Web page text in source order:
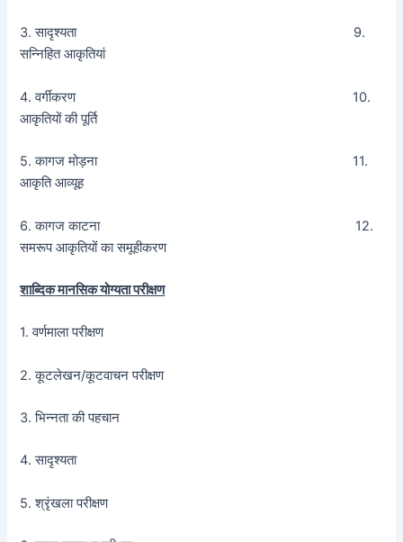
3. सादृश्यता 9.
सन्निहित आकृतियां
4. वर्गीकरण 10.
आकृतियों की पूर्ति
5. कागज मोड़ना 11.
आकृति आव्यूह
6. कागज काटना 12.
समरूप आकृतियों का समूहीकरण
शाब्दिक मानसिक योग्यता परीक्षण
1. वर्णमाला परीक्षण
2. कूटलेखन/कूटवाचन परीक्षण
3. भिन्नता की पहचान
4. सादृश्यता
5. श्रृंखला परीक्षण